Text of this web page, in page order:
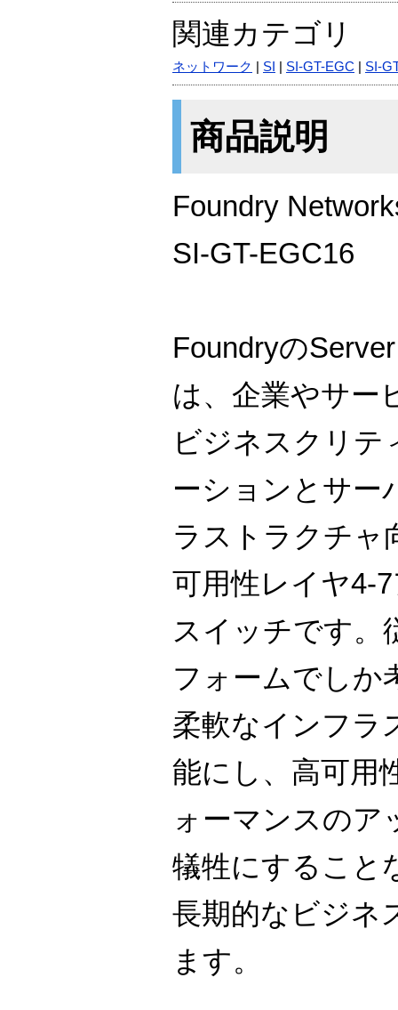
関連カテゴリ
ネットワーク SI SI-GT-EGC SI-
商品説明
Foundry
SI-GT-EGC16
Foundryの
は、企業やサー
ビジネスクリテ
ーションとサー
ラストラクチャ
可用性レイヤ4-
スイッチです。
フォームでしか
柔軟なインフラ
能にし、高可用
ォーマンスのア
犠牲にすること
長期的なビジネ
ます。